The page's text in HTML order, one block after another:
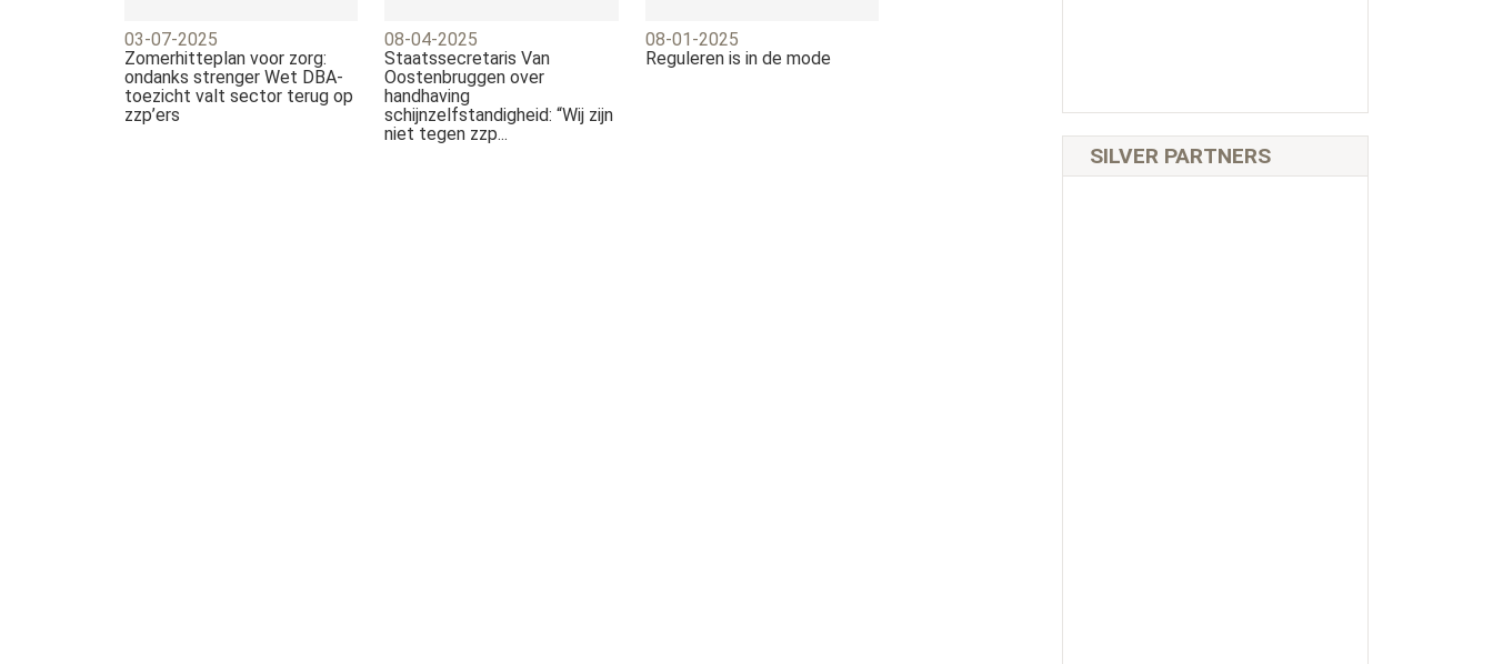
03-07-2025
Zomerhitteplan voor zorg:
ondanks strenger Wet DBA-
toezicht valt sector terug op
zzp’ers
08-04-2025
Staatssecretaris Van
Oostenbruggen over
handhaving
schijnzelfstandigheid: “Wij zijn
niet tegen zzp...
08-01-2025
Reguleren is in de mode
SILVER PARTNERS